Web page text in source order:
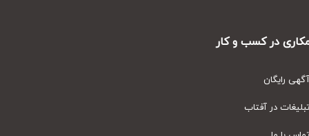
در کسب و کار
رایگان
در آفتاب